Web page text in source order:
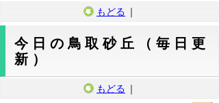
もどる ｜
今日の鳥取砂丘（毎日更
新）
もどる ｜